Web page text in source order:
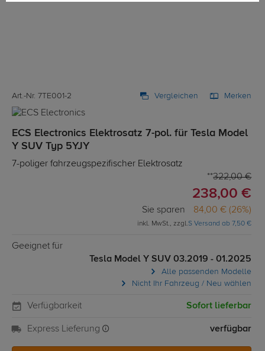
Art.-Nr. 7TE001-2 Vergleichen Merken
ECS Electronics Elektrosatz 7-pol. für Tesla Model
Y SUV Typ 5YJY
7-poliger fahrzeugspezifischer Elektrosatz
322,00 €
238,00 €
Sie sparen 84,00 € (26%)
inkl. MwSt., zzgl.S Versand ab 7,50 €
Geeignet für
Tesla Model Y SUV 03.2019 - 01.2025
Alle passenden Modelle
Nicht Ihr Fahrzeug / Neu wählen
Verfügbarkeit Sofort lieferbar
Express Lieferung verfügbar